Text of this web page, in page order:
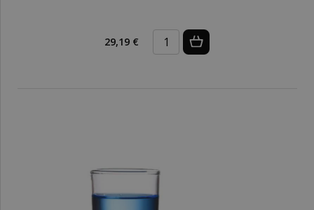
29,19 €